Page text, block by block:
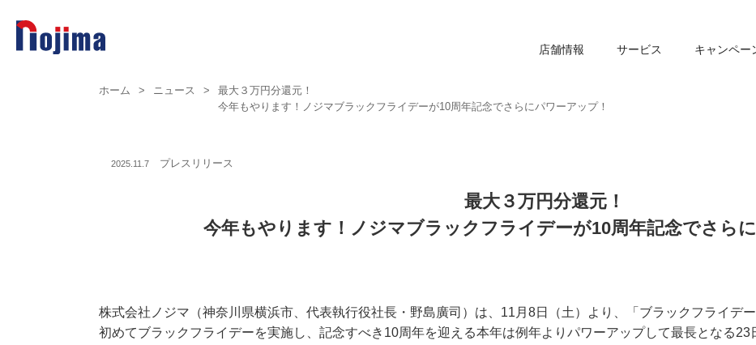
店舗情報 サービス キャンペー
ホーム > ニュース >
最大３万円分還元！
今年もやります！ノジマブラックフライデーが10周年記念でさらにパワーアップ！
2025.11.7 プレスリリース
最大３万円分還元！
今年もやります！ノジマブラックフライデーが10周年記念でさら
株式会社ノジマ（神奈川県横浜市、代表執行役社長・野島廣司）は、11月8日（土）より、「ブラックフライデ
初めてブラックフライデーを実施し、記念すべき10周年を迎える本年は例年よりパワーアップして最長となる